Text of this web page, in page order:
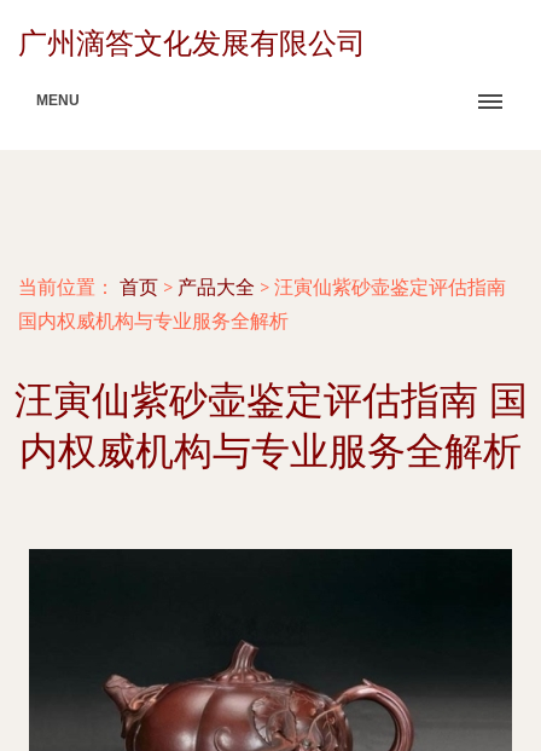
广州滴答文化发展有限公司
MENU
当前位置： 首页 > 产品大全 > 汪寅仙紫砂壶鉴定评估指南
国内权威机构与专业服务全解析
汪寅仙紫砂壶鉴定评估指南 国
内权威机构与专业服务全解析